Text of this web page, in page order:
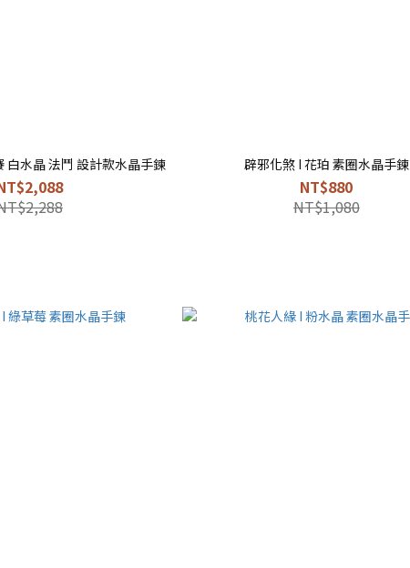
白水晶 法鬥 設計款水晶手鍊 辟邪化煞 I 花珀 素圈水晶手鍊
NT$880
NT$1,080